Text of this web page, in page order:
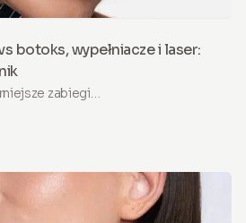
botoks, wypełniacze i laser:
zabiegi
każdy z nich realnie rozwiązuje,